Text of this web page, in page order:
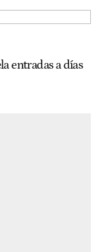
entradas a días